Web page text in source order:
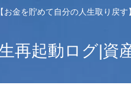
お金を貯めて自分の人生取り戻
再起動ログ|資